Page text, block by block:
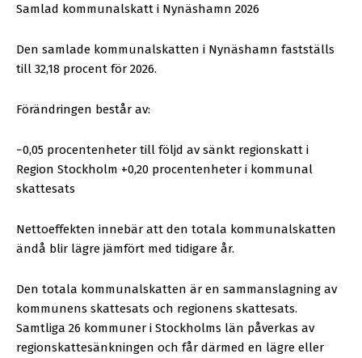
Samlad kommunalskatt i Nynäshamn 2026
Den samlade kommunalskatten i Nynäshamn fastställs
till 32,18 procent för 2026.
Förändringen består av:
−0,05 procentenheter till följd av sänkt regionskatt i
Region Stockholm +0,20 procentenheter i kommunal
skattesats
Nettoeffekten innebär att den totala kommunalskatten
ändå blir lägre jämfört med tidigare år.
Den totala kommunalskatten är en sammanslagning av
kommunens skattesats och regionens skattesats.
Samtliga 26 kommuner i Stockholms län påverkas av
regionskattesänkningen och får därmed en lägre eller